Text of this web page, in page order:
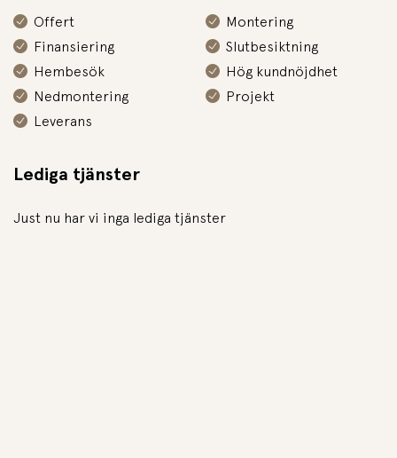
Offert
Finansiering
Hembesök
Nedmontering
Leverans
Montering
Slutbesiktning
Hög kundnöjdhet
Projekt
Lediga tjänster
Just nu har vi inga lediga tjänster